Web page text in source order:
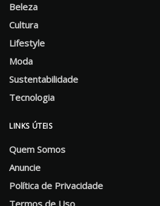
Beleza
Cultura
Lifestyle
Moda
Sustentabilidade
Tecnologia
LINKS ÚTEIS
Quem Somos
Anuncie
Política de Privacidade